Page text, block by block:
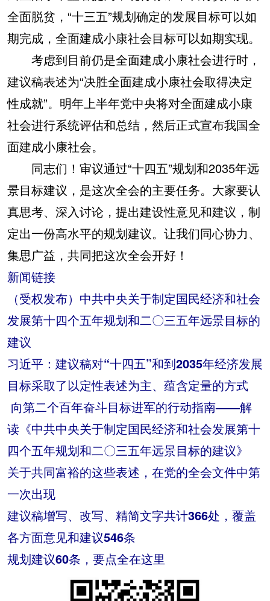
全面脱贫，“十三五”规划确定的发展目标可以如
期完成，全面建成小康社会目标可以如期实现。
考虑到目前仍是全面建成小康社会进行时，
建议稿表述为“决胜全面建成小康社会取得决定
性成就”。明年上半年党中央将对全面建成小康
社会进行系统评估和总结，然后正式宣布我国全
面建成小康社会。
同志们！审议通过“十四五”规划和2035年远
景目标建议，是这次全会的主要任务。大家要认
真思考、深入讨论，提出建设性意见和建议，制
定出一份高水平的规划建议。让我们同心协力、
集思广益，共同把这次全会开好！
新闻链接
（受权发布）中共中央关于制定国民经济和社会
发展第十四个五年规划和二〇三五年远景目标的
建议
习近平：建议稿对“十四五”和到2035年经济发展
目标采取了以定性表述为主、蕴含定量的方式
向第二个百年奋斗目标进军的行动指南——解
读《中共中央关于制定国民经济和社会发展第十
四个五年规划和二〇三五年远景目标的建议》
关于共同富裕的这些表述，在党的全会文件中第
一次出现
建议稿增写、改写、精简文字共计366处，覆盖
各方面意见和建议546条
规划建议60条，要点全在这里